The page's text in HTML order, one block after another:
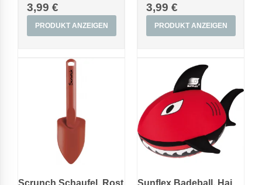
3,99 €
PRODUKT ANZEIGEN
3,99 €
PRODUKT ANZEIGEN
Scrunch Schaufel, Rost Sunflex Badeball, Hai